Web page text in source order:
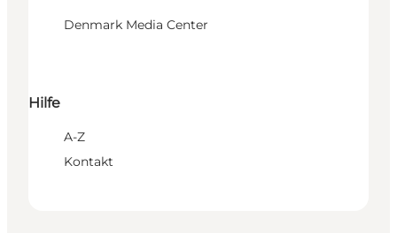
Denmark Media Center
Hilfe
A-Z
Kontakt